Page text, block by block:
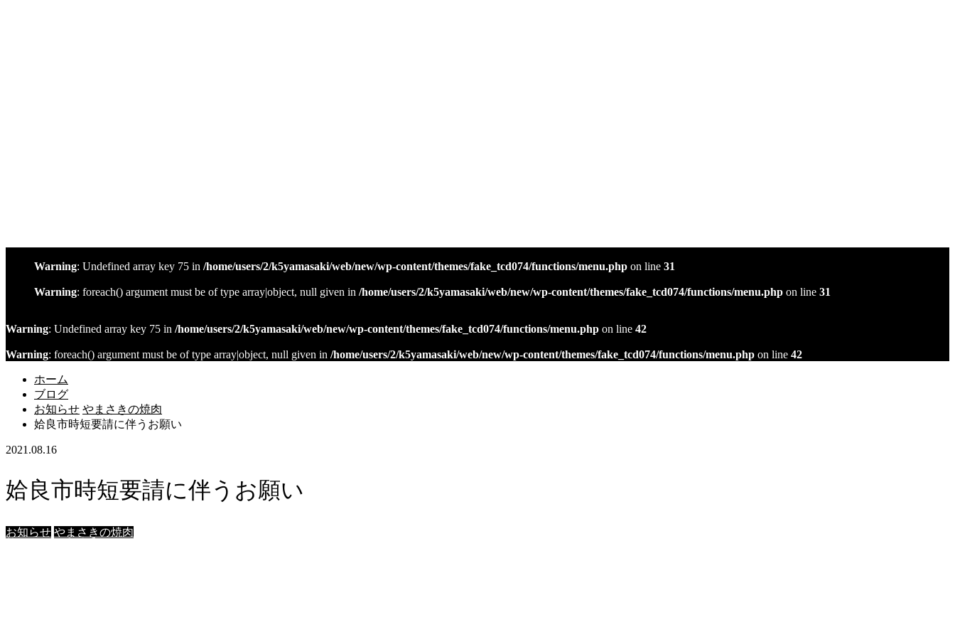
Warning: Undefined array key 75 in /home/users/2/k5yamasaki/web/new/wp-content/themes/fake_tcd074/functions/menu.php on line 31
Warning: foreach() argument must be of type array|object, null given in /home/users/2/k5yamasaki/web/new/wp-content/themes/fake_tcd074/functions/menu.php on line 31
Warning: Undefined array key 75 in /home/users/2/k5yamasaki/web/new/wp-content/themes/fake_tcd074/functions/menu.php on line 42
Warning: foreach() argument must be of type array|object, null given in /home/users/2/k5yamasaki/web/new/wp-content/themes/fake_tcd074/functions/menu.php on line 42
ホーム
ブログ
お知らせ やまさきの焼肉
姶良市時短要請に伴うお願い
2021.08.16
姶良市時短要請に伴うお願い
お知らせ やまさきの焼肉